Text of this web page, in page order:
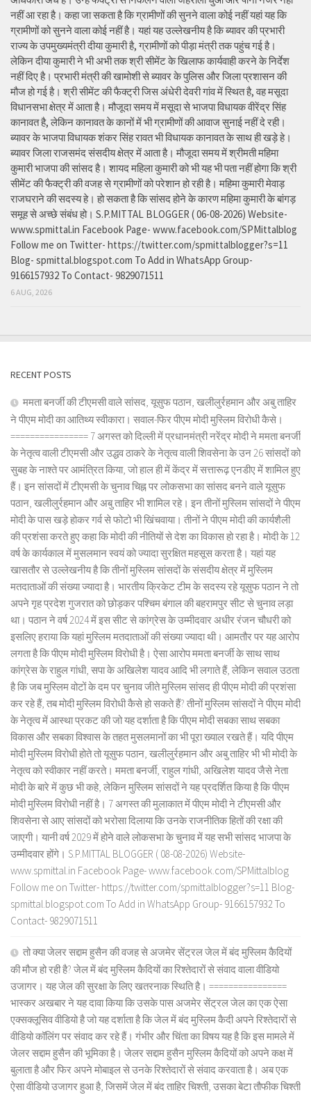
नहीं आ रहा है। कहा जा सकता है कि ग्रामीणों की सुनने वाला कोई नहीं यहां यह कि
ग्रामीणों को सुनने वाला कोई नहीं है। यहां यह उल्लेखनीय है कि ब्यावर की प्रभारी
राज्य के उपमुख्यमंत्री दीया कुमारी है, ग्रामीणों को पीड़ा मंत्री तक पहुंच गई है।
लेकिन दीया कुमारी ने भी अभी तक श्री सीमेंट के खिलाफ कार्यवाही करने के निर्देश
नहीं दिए है। प्रभारी मंत्री की खामोशी से ब्यावर के पुलिस और जिला प्रशासन की
मौज हो गई है। श्री सीमेंट की फैक्ट्री जिस अंधेरी देवरी गांव में स्थित है, वह मसूदा
विधानसभा क्षेत्र में आता है। मौजूदा समय में मसूदा से भाजपा विधायक वीरेंद्र सिंह
कानावत है, लेकिन कानावत के कानों में भी ग्रामीणों की आवाज सुनाई नहीं दे रही।
ब्यावर के भाजपा विधायक शंकर सिंह रावत भी विधायक कानावत के साथ ही खड़े हे।
ब्यावर जिला राजसमंद संसदीय क्षेत्र में आता है। मौजूदा समय में श्रीमती महिमा
कुमारी भाजपा की सांसद है। शायद महिला कुमारी को भी यह भी पता नहीं होगा कि श्री
सीमेंट की फैक्ट्री की वजह से ग्रामीणों को परेशान हो रही है। महिमा कुमारी मेवाड़
राजघराने की सदस्य हे। हो सकता है कि सांसद होने के कारण महिमा कुमारी के बांगड़
समूह से अच्छे संबंध हो। S.P.MITTAL BLOGGER ( 06-08-2026) Website-
www.spmittal.in Facebook Page- www.facebook.com/SPMittalblog
Follow me on Twitter- https://twitter.com/spmittalblogger?s=11
Blog- spmittal.blogspot.com To Add in WhatsApp Group-
9166157932 To Contact- 9829071511
6 AUG, 2026
RECENT POSTS
ममता बनर्जी की टीएमसी वाले सांसद, यूसुफ पठान, खलीलुर्रहमान और अबु ताहिर
ने पीएम मोदी का आतिथ्य स्वीकारा। सवाल-फिर पीएम मोदी मुस्लिम विरोधी कैसे।
================ 7 अगस्त को दिल्ली में प्रधानमंत्री नरेंद्र मोदी ने ममता बनर्जी
के नेतृत्व वाली टीएमसी और उद्धव ठाकरे के नेतृत्व वाली शिवसेना के उन 26 सांसदों को
सुबह के नाश्ते पर आमंत्रित किया, जो हाल ही में केंद्र में सत्तारूढ़ एनडीए में शामिल हुए
हैं। इन सांसदों में टीएमसी के चुनाव चिह्न पर लोकसभा का सांसद बनने वाले यूसुफ
पठान, खलीलुर्रहमान और अबु ताहिर भी शामिल रहे। इन तीनों मुस्लिम सांसदों ने पीएम
मोदी के पास खड़े होकर गर्व से फोटो भी खिंचवाया। तीनों ने पीएम मोदी की कार्यशैली
की प्रशंसा करते हुए कहा कि मोदी की नीतियों से देश का विकास हो रहा है। मोदी के 12
वर्ष के कार्यकाल में मुसलमान स्वयं को ज्यादा सुरक्षित महसूस करता है। यहां यह
खासतौर से उल्लेखनीय है कि तीनों मुस्लिम सांसदों के संसदीय क्षेत्र में मुस्लिम
मतदाताओं की संख्या ज्यादा है। भारतीय क्रिकेट टीम के सदस्य रहे यूसुफ पठान ने तो
अपने गृह प्रदेश गुजरात को छोड़कर पश्चिम बंगाल की बहरामपुर सीट से चुनाव लड़ा
था। पठान ने वर्ष 2024 में इस सीट से कांग्रेस के उम्मीदवार अधीर रंजन चौधरी को
इसलिए हराया कि यहां मुस्लिम मतदाताओं की संख्या ज्यादा थी। आमतौर पर यह आरोप
लगता है कि पीएम मोदी मुस्लिम विरोधी है। ऐसा आरोप ममता बनर्जी के साथ साथ
कांग्रेस के राहुल गांधी, सपा के अखिलेश यादव आदि भी लगाते हैं, लेकिन सवाल उठता
है कि जब मुस्लिम वोटों के दम पर चुनाव जीते मुस्लिम सांसद ही पीएम मोदी की प्रशंसा
कर रहे हैं, तब मोदी मुस्लिम विरोधी कैसे हो सकते हैं? तीनों मुस्लिम सांसदों ने पीएम मोदी
के नेतृत्व में आस्था प्रकट की जो यह दर्शाता है कि पीएम मोदी सबका साथ सबका
विकास और सबका विश्वास के तहत मुसलमानों का भी पूरा ख्याल रखते हैं। यदि पीएम
मोदी मुस्लिम विरोधी होते तो यूसुफ पठान, खलीलुर्रहमान और अबु ताहिर भी भी मोदी के
नेतृत्व को स्वीकार नहीं करते। ममता बनर्जी, राहुल गांधी, अखिलेश यादव जैसे नेता
मोदी के बारे में कुछ भी कहे, लेकिन मुस्लिम सांसदों ने यह प्रदर्शित किया है कि पीएम
मोदी मुस्लिम विरोधी नहीं है। 7 अगस्त की मुलाकात में पीएम मोदी ने टीएमसी और
शिवसेना से आए सांसदों को भरोसा दिलाया कि उनके राजनीतिक हितों की रक्षा की
जाएगी। यानी वर्ष 2029 में होने वाले लोकसभा के चुनाव में यह सभी सांसद भाजपा के
उम्मीदवार होंगे। S.P.MITTAL BLOGGER ( 08-08-2026) Website-
www.spmittal.in Facebook Page- www.facebook.com/SPMittalblog
Follow me on Twitter- https://twitter.com/spmittalblogger?s=11 Blog-
spmittal.blogspot.com To Add in WhatsApp Group- 9166157932 To
Contact- 9829071511
तो क्या जेलर सद्दाम हुसैन की वजह से अजमेर सेंट्रल जेल में बंद मुस्लिम कैदियों
की मौज हो रही है? जेल में बंद मुस्लिम कैदियों का रिश्तेदारों से संवाद वाला वीडियो
उजागर। यह जेल की सुरक्षा के लिए खतरनाक स्थिति है। ================
भास्कर अखबार ने यह दावा किया कि उसके पास अजमेर सेंट्रल जेल का एक ऐसा
एक्सक्लूसिव वीडियो है जो यह दर्शाता है कि जेल में बंद मुस्लिम कैदी अपने रिश्तेदारों से
वीडियो कॉलिंग पर संवाद कर रहे हैं। गंभीर और चिंता का विषय यह है कि इस मामले में
जेलर सद्दाम हुसैन की भूमिका है। जेलर सद्दाम हुसैन मुस्लिम कैदियों को अपने कक्ष में
बुलाता है और फिर अपने मोबाइल से उनके रिश्तेदारों से संवाद करवाता है। अब एक
ऐसा वीडियो उजागर हुआ है, जिसमें जेल में बंद ताहिर चिश्ती, उसका बेटा तौफीक चिश्ती